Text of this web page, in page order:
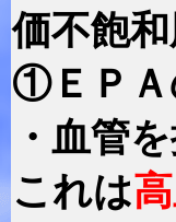
価不飽
①ＥＰＡ
・血管
これは